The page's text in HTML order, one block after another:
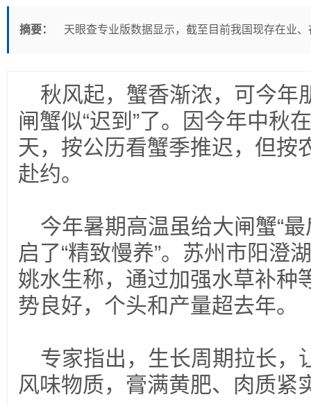
摘要： 天眼查专业版数据显示，截至目前我国现存在业
秋风起，蟹香渐浓，可今年
闸蟹似“迟到”了。因今年中秋
天，按公历看蟹季推迟，但按
赴约。
今年暑期高温虽给大闸蟹“
启了“精致慢养”。苏州市阳澄
姚水生称，通过加强水草补种
势良好，个头和产量超去年。
专家指出，生长周期拉长，
风味物质，膏满黄肥、肉质紧